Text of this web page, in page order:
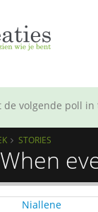
de volgende poll
STORIES
Niallene